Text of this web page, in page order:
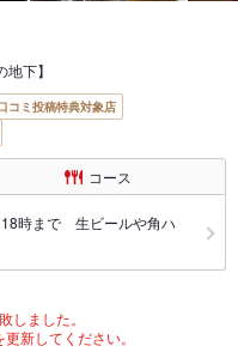
下】
コミ投稿特典対象店
コース
18時まで 生ビールや角ハ
しました。
新してください。